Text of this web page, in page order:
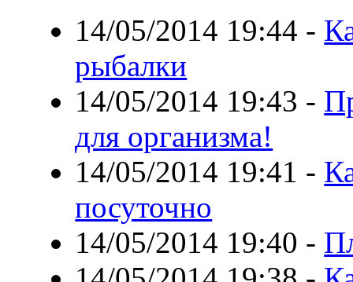
14/05/2014 19:44 -
рыбалки
14/05/2014 19:43 -
для организма!
14/05/2014 19:41 -
посуточно
14/05/2014 19:40 -